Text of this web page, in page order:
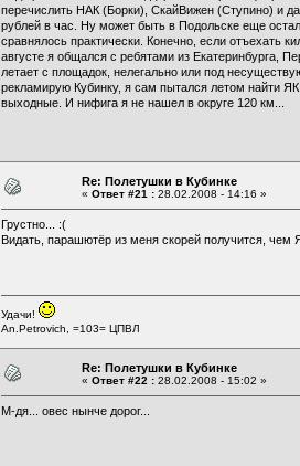
перечислить НАК (Борки), СкайВижен (Ступино) и
рублей в час. Ну может быть в Подольске еще
сравнялось практически. Конечно, если отъехать
августе я общался с ребятами из Екатеринбурга,
летает с площадок, нелегально или под
рекламирую Кубинку, я сам пытался летом найти
выходные. И нифига я не нашел в округе 120 км...
Re: Полетушки в Кубинке
« Ответ #21 : 28.02.2008 - 14:16 »
Грустно... :(
Видать, парашютёр из меня скорей получится, чем
Удачи!
An.Petrovich, =103= ЦПВЛ
Re: Полетушки в Кубинке
« Ответ #22 : 28.02.2008 - 15:02 »
М-дя... овес нынче дорог...